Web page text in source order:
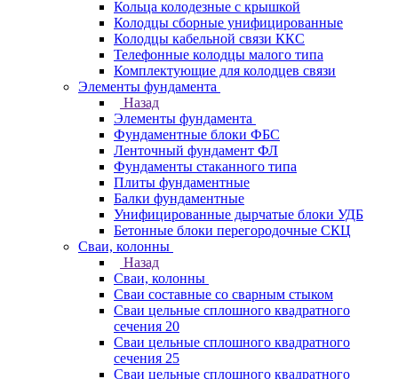
Кольца колодезные с крышкой
Колодцы сборные унифицированные
Колодцы кабельной связи ККС
Телефонные колодцы малого типа
Комплектующие для колодцев связи
Элементы фундамента
Назад
Элементы фундамента
Фундаментные блоки ФБС
Ленточный фундамент ФЛ
Фундаменты стаканного типа
Плиты фундаментные
Балки фундаментные
Унифицированные дырчатые блоки УДБ
Бетонные блоки перегородочные СКЦ
Сваи, колонны
Назад
Сваи, колонны
Сваи составные со сварным стыком
Сваи цельные сплошного квадратного
сечения 20
Сваи цельные сплошного квадратного
сечения 25
Сваи цельные сплошного квадратного